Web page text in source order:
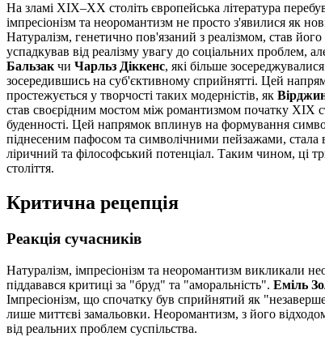
На зламі XIX–XX століть європейська література
імпресіонізм та неоромантизм не просто з'явилися як
Натуралізм, генетично пов'язаний з реалізмом, став
успадкував від реалізму увагу до соціальних проблем,
Бальзак чи Чарльз Діккенс, які більше
зосередившись на суб'єктивному сприйнятті. Цей
простежується у творчості таких модерністів, як
став своєрідним мостом між романтизмом початку XIX
буденності. Цей напрямок вплинув на формування
піднесеним пафосом та символічними пейзажами, стала
ліричний та філософський потенціал. Таким чином, ці
століття.
Критична рецепція
Реакція сучасників
Натуралізм, імпресіонізм та неоромантизм викликали
піддавався критиці за "бруд" та "аморальність". Еміль
Імпресіонізм, що спочатку був сприйнятий як
лише миттєві замальовки. Неоромантизм, з його
від реальних проблем суспільства.